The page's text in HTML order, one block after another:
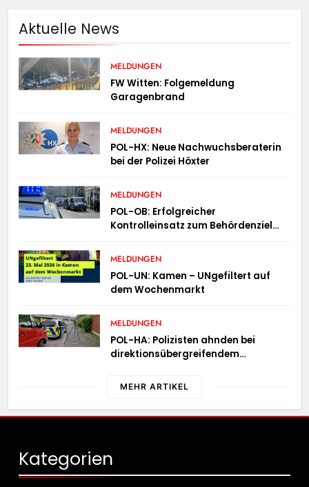
Aktuelle News
MELDUNGEN
FW Witten: Folgemeldung
Garagenbrand
MELDUNGEN
POL-HX: Neue Nachwuchsberaterin
bei der Polizei Höxter
MELDUNGEN
POL-OB: Erfolgreicher
Kontrolleinsatz zum Behördenziel
MELDUNGEN
POL-UN: Kamen – UNgefiltert auf
dem Wochenmarkt
MELDUNGEN
POL-HA: Polizisten ahnden bei
direktionsübergreifendem
MEHR ARTIKEL
Kategorien